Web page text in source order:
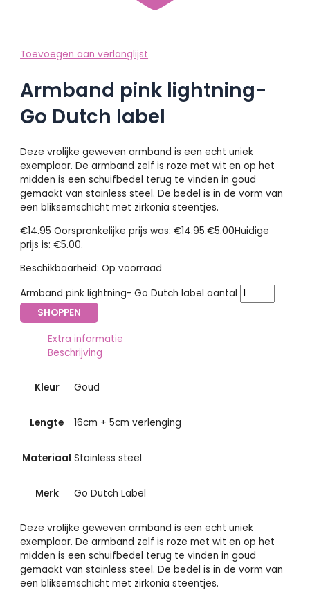
Toevoegen aan verlanglijst
Armband pink lightning-
Go Dutch label
Deze vrolijke geweven armband is een echt uniek
exemplaar. De armband zelf is roze met wit en op het
midden is een schuifbedel terug te vinden in goud
gemaakt van stainless steel. De bedel is in de vorm van
een bliksemschicht met zirkonia steentjes.
€14.95 Oorspronkelijke prijs was: €14.95.€5.00Huidige
prijs is: €5.00.
Beschikbaarheid: Op voorraad
Armband pink lightning- Go Dutch label aantal
SHOPPEN
Extra informatie
Beschrijving
Kleur Goud
Lengte 16cm + 5cm verlenging
Materiaal Stainless steel
Merk Go Dutch Label
Deze vrolijke geweven armband is een echt uniek
exemplaar. De armband zelf is roze met wit en op het
midden is een schuifbedel terug te vinden in goud
gemaakt van stainless steel. De bedel is in de vorm van
een bliksemschicht met zirkonia steentjes.